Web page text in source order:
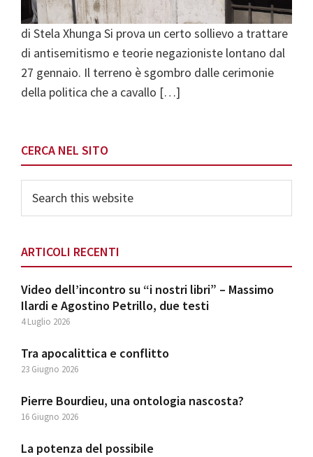
di Stela Xhunga Si prova un certo sollievo a trattare
di antisemitismo e teorie negazioniste lontano dal
27 gennaio. Il terreno è sgombro dalle cerimonie
della politica che a cavallo […]
Primary
Sidebar
CERCA NEL SITO
this
website
ARTICOLI RECENTI
Video dell’incontro su “i nostri libri” – Massimo
Ilardi e Agostino Petrillo, due testi
4 Luglio 2026
Tra apocalittica e conflitto
23 Giugno 2026
Pierre Bourdieu, una ontologia nascosta?
16 Giugno 2026
La potenza del possibile